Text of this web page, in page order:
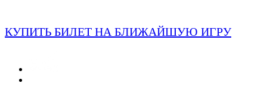
КУПИТЬ БИЛЕТ НА БЛИЖАЙШУЮ ИГРУ